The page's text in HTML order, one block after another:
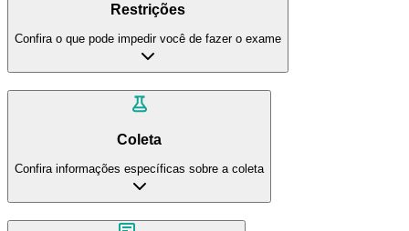
Restrições
Confira o que pode impedir você de fazer o exame
Coleta
Confira informações específicas sobre a coleta